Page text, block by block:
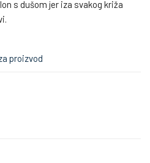
s dušom jer iza svakog križa
proizvod